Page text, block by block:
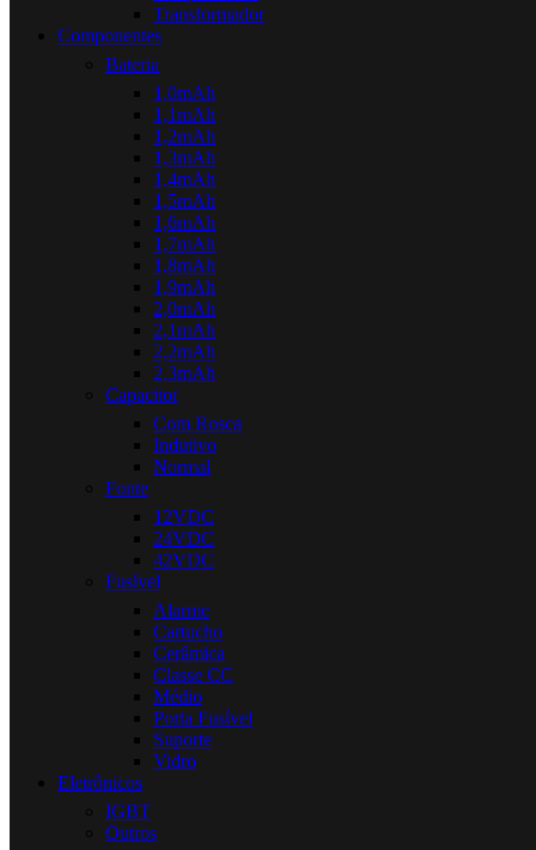
Transformador
Componentes
Bateria
1,0mAh
1,1mAh
1,2mAh
1,3mAh
1,4mAh
1,5mAh
1,6mAh
1,7mAh
1,8mAh
1,9mAh
2,0mAh
2,1mAh
2,2mAh
2,3mAh
Capacitor
Com Rosca
Indutivo
Normal
Fonte
12VDC
24VDC
42VDC
Fusível
Alarme
Cartucho
Cerâmica
Classe CC
Médio
Porta Fusível
Suporte
Vidro
Eletrônicos
IGBT
Outros